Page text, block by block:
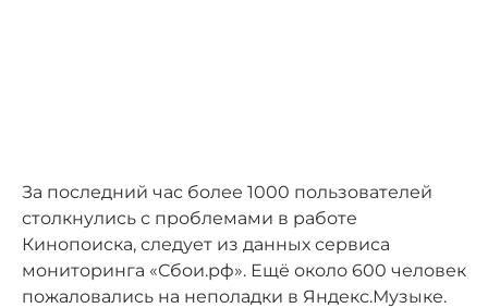
За последний час более 1000 пользователей
столкнулись с проблемами в работе
Кинопоиска, следует из данных сервиса
мониторинга «Сбои.рф». Ещё около 600 человек
пожаловались на неполадки в Яндекс.Музыке.